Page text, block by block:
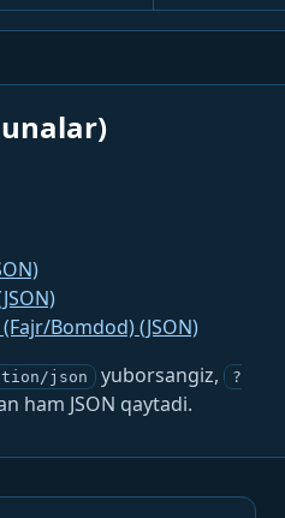
Bomdod) (JSON)
json yuborsangiz,
?
ham JSON qaytadi.